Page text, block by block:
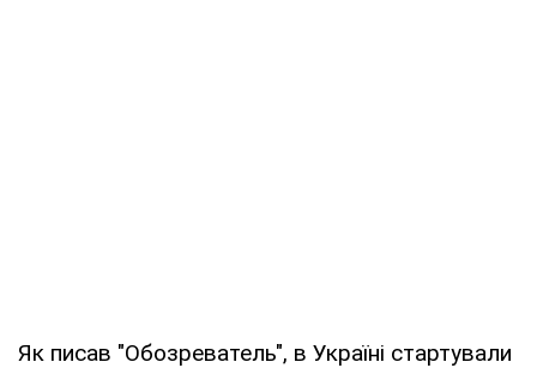
Як писав "Обозреватель", в Україні стартували